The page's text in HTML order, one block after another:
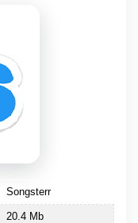
Songsterr
20.4 Mb